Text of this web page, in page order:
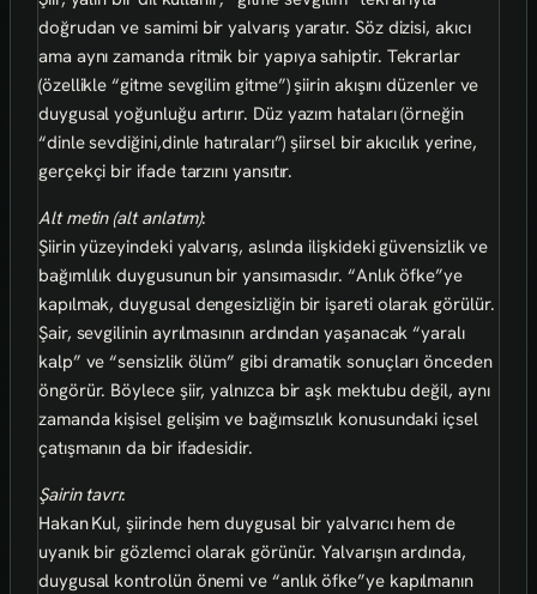
doğrudan ve samimi bir yalvarış yaratır. Söz dizisi, akıcı
ama aynı zamanda ritmik bir yapıya sahiptir. Tekrarlar
(özellikle “gitme sevgilim gitme”) şiirin akışını düzenler ve
duygusal yoğunluğu artırır. Düz yazım hataları (örneğin
“dinle sevdiğini,dinle hatıraları”) şiirsel bir akıcılık yerine,
gerçekçi bir ifade tarzını yansıtır.
Alt metin (alt anlatım):
Şiirin yüzeyindeki yalvarış, aslında ilişkideki güvensizlik ve
bağımlılık duygusunun bir yansımasıdır. “Anlık öfke”ye
kapılmak, duygusal dengesizliğin bir işareti olarak görülür.
Şair, sevgilinin ayrılmasının ardından yaşanacak “yaralı
kalp” ve “sensizlik ölüm” gibi dramatik sonuçları önceden
öngörür. Böylece şiir, yalnızca bir aşk mektubu değil, aynı
zamanda kişisel gelişim ve bağımsızlık konusundaki içsel
çatışmanın da bir ifadesidir.
Şairin tavrı:
Hakan Kul, şiirinde hem duygusal bir yalvarıcı hem de
uyanık bir gözlemci olarak görünür. Yalvarışın ardında,
duygusal kontrolün önemi ve “anlık öfke”ye kapılmanın